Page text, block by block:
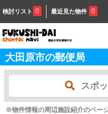
検討リスト 0 最近見た物件 0
大田原市の郵便局
スポ
※物件情報の周辺施設紹介のペー